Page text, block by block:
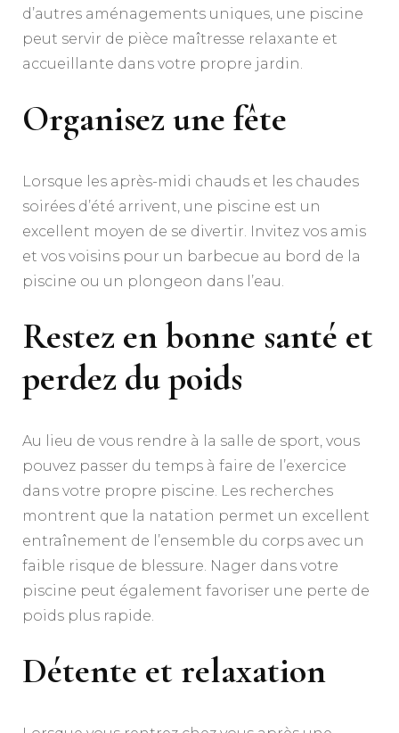
d’autres aménagements uniques, une piscine
peut servir de pièce maîtresse relaxante et
accueillante dans votre propre jardin.
Organisez une fête
Lorsque les après-midi chauds et les chaudes
soirées d’été arrivent, une piscine est un
excellent moyen de se divertir. Invitez vos amis
et vos voisins pour un barbecue au bord de la
piscine ou un plongeon dans l’eau.
Restez en bonne santé et
perdez du poids
Au lieu de vous rendre à la salle de sport, vous
pouvez passer du temps à faire de l’exercice
dans votre propre piscine. Les recherches
montrent que la natation permet un excellent
entraînement de l’ensemble du corps avec un
faible risque de blessure. Nager dans votre
piscine peut également favoriser une perte de
poids plus rapide.
Détente et relaxation